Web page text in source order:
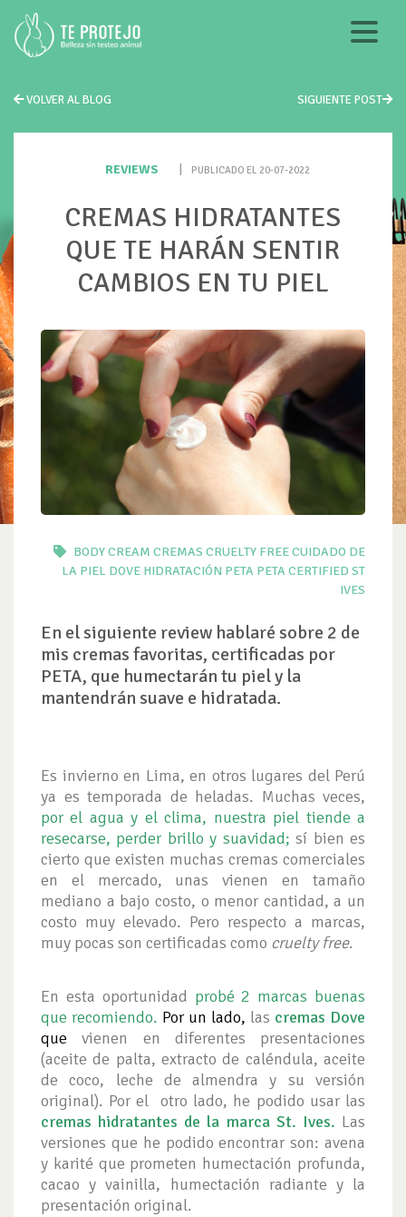
VOLVER AL BLOG SIGUIENTE POST
REVIEWS PUBLICADO EL 20-07-2022
CREMAS HIDRATANTES
QUE TE HARÁN SENTIR
CAMBIOS EN TU PIEL
BODY CREAM CREMAS CRUELTY FREECUIDADO DE
LA PIEL DOVE HIDRATACIÓN PETA PETA CERTIFIED ST
IVES
En el siguiente review hablaré sobre 2 de
mis cremas favoritas, certificadas por
PETA, que humectarán tu piel y la
mantendrán suave e hidratada.
Es invierno en Lima, en otros lugares del Perú
ya es temporada de heladas. Muchas veces,
por el agua y el clima, nuestra piel tiende a
resecarse, perder brillo y suavidad; sí bien es
cierto que existen muchas cremas comerciales
en el mercado, unas vienen en tamaño
mediano a bajo costo, o menor cantidad, a un
costo muy elevado. Pero respecto a marcas,
muy pocas son certificadas como cruelty free.
En esta oportunidad probé 2 marcas buenas
que recomiendo. Por un lado, las cremas Dove
quevienen en diferentes presentaciones
(aceite de palta, extracto de caléndula, aceite
de coco, leche de almendra y su versión
original). Por el otro lado, he podido usar las
cremas hidratantes de la marca St. Ives. Las
versiones que he podido encontrar son: avena
y karité que prometen humectación profunda,
cacao y vainilla, humectación radiante y la
presentación original.